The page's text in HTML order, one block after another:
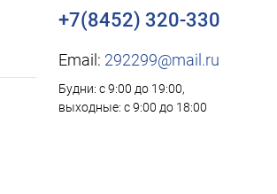
+7(8452) 320-330
Email: 292299@mail.ru
Будни: с 9:00 до 19:00,
выходные: с 9:00 до 18:00